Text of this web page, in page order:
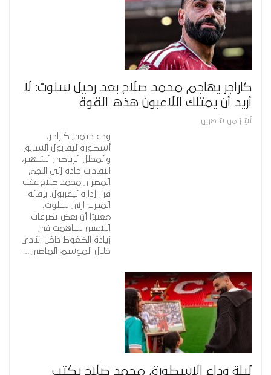
كاراجر يهاجم محمد صلاح بعد رحيل سلوت: لا
أريد أن يمتلك اللاعبون هذه القوة
نُشِرَ من شهرين
وجه جيمي كاراجر،
أسطورة ليفربول السابق
والمحلل الرياضي الشهير،
انتقادات حادة إلى النجم
المصري محمد صلاح عقب
قرار إدارة ليفربول. بإقالة
المدرب ارني سلوت،
معتبرًا أن بعض تصرفات
اللاعبين ساهمت في
زيادة الضغوط داخل النادي
خلال الموسم الماضي.…
ليلة وداع الاسطورة، محمد صلاح يكتب